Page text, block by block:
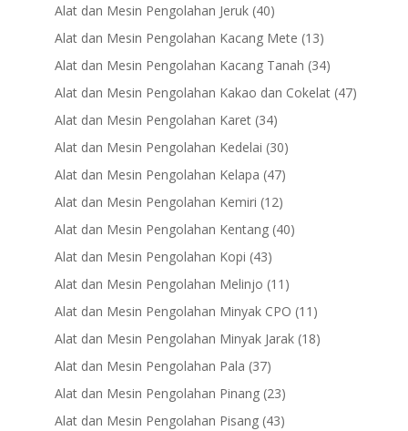
Alat dan Mesin Pengolahan Jeruk 4040
products
Alat dan Mesin Pengolahan Kacang Mete 1313
products
Alat dan Mesin Pengolahan Kacang Tanah 3434
products
Alat dan Mesin Pengolahan Kakao dan Cokelat 4747
Alat dan Mesin Pengolahan Karet 3434
products
Alat dan Mesin Pengolahan Kedelai 3030
products
Alat dan Mesin Pengolahan Kelapa 4747
products
Alat dan Mesin Pengolahan Kemiri 1212
products
Alat dan Mesin Pengolahan Kentang 4040
Alat dan Mesin Pengolahan Kopi 4343
products
Alat dan Mesin Pengolahan Melinjo 11 11
products
Alat dan Mesin Pengolahan Minyak CPO 11 11
products
Alat dan Mesin Pengolahan Minyak Jarak 1818
Alat dan Mesin Pengolahan Pala 3737
products
Alat dan Mesin Pengolahan Pinang 2323
products
Alat dan Mesin Pengolahan Pisang 4343